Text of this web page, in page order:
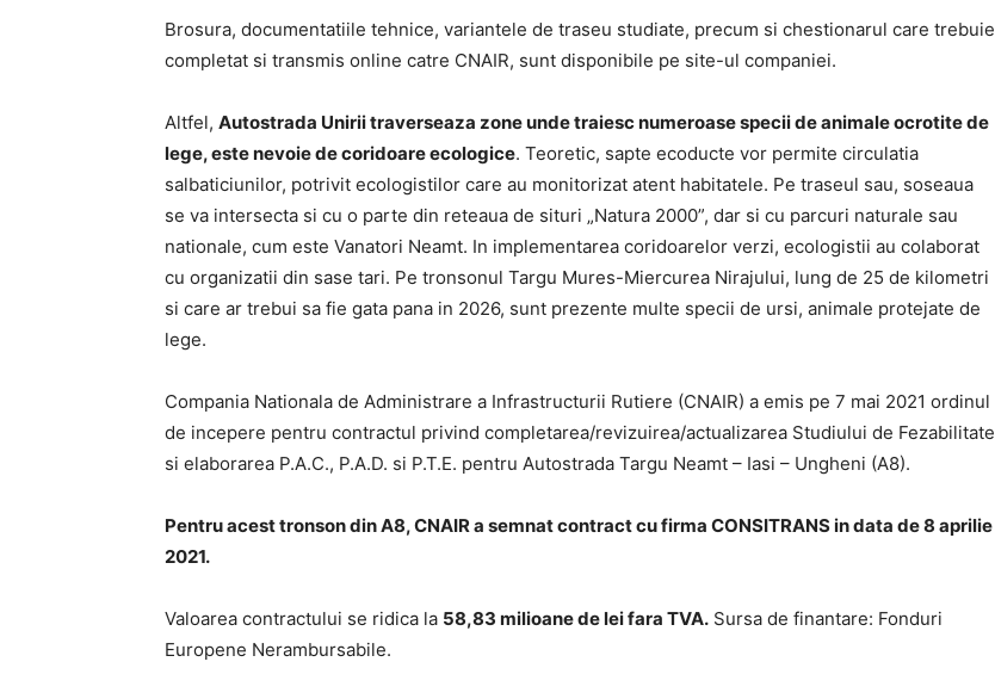
Brosura, documentatiile tehnice, variantele de traseu studiate, precum si chestionarul care trebuie
completat si transmis online catre CNAIR, sunt disponibile pe site-ul companiei.
Altfel, Autostrada Unirii traverseaza zone unde traiesc numeroase specii de animale ocrotite de
lege, este nevoie de coridoare ecologice. Teoretic, sapte ecoducte vor permite circulatia
salbaticiunilor, potrivit ecologistilor care au monitorizat atent habitatele. Pe traseul sau, soseaua
se va intersecta si cu o parte din reteaua de situri „Natura 2000”, dar si cu parcuri naturale sau
nationale, cum este Vanatori Neamt. In implementarea coridoarelor verzi, ecologistii au colaborat
cu organizatii din sase tari. Pe tronsonul Targu Mures-Miercurea Nirajului, lung de 25 de kilometri
si care ar trebui sa fie gata pana in 2026, sunt prezente multe specii de ursi, animale protejate de
lege.
Compania Nationala de Administrare a Infrastructurii Rutiere (CNAIR) a emis pe 7 mai 2021 ordinul
de incepere pentru contractul privind completarea/revizuirea/actualizarea Studiului de Fezabilitate
si elaborarea P.A.C., P.A.D. si P.T.E. pentru Autostrada Targu Neamt – Iasi – Ungheni (A8).
Pentru acest tronson din A8, CNAIR a semnat contract cu firma CONSITRANS in data de 8 aprilie
2021.
Valoarea contractului se ridica la 58,83 milioane de lei fara TVA. Sursa de finantare: Fonduri
Europene Nerambursabile.